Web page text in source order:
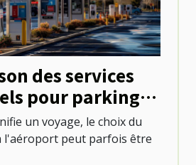
des services
pour parkings
un voyage, le choix du
l'aéroport peut parfois être